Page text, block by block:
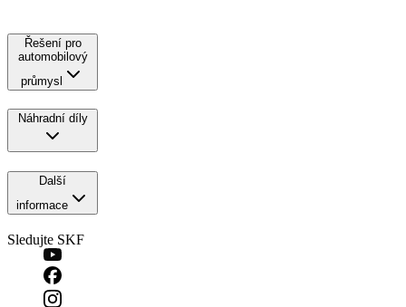
Řešení pro
automobilový
průmysl
Náhradní díly
Další
informace
Sledujte SKF